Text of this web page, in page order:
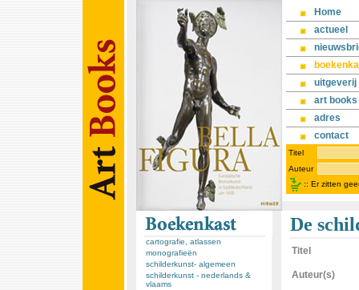
Home
actueel
uitgeverij
art books
adres
contact
Titel
Auteur
:: Er zitten
cartografie, atlassen
monografieën
schilderkunst- algemeen
schilderkunst - nederlands &
vlaams
De
Titel
Auteur(s)